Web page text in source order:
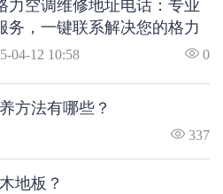
力空调维修地址电话：专业
务，一键联系解决您的格力
题
04-12 10:58 0
方法有哪些？
337
地板？